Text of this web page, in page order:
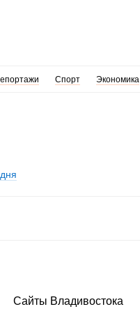
Спорт Экономика
Сайты Владивостока